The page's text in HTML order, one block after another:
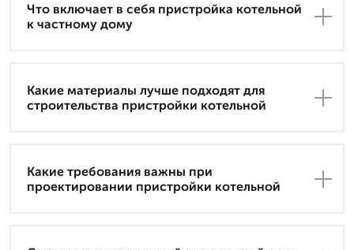
Что включает в себя пристройка котельной
к частному дому
Какие материалы лучше подходят для
строительства пристройки котельной
Какие требования важны при
проектировании пристройки котельной